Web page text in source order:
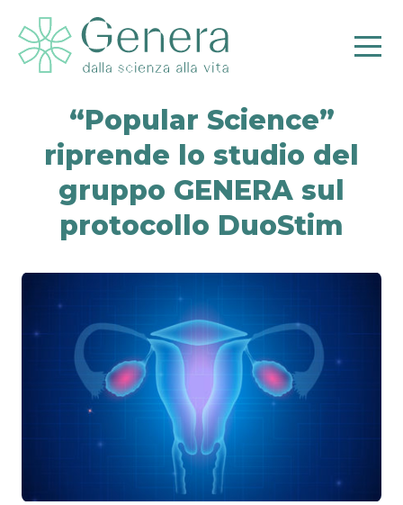
“Popular Science”
riprende lo studio del
gruppo GENERA sul
protocollo DuoStim